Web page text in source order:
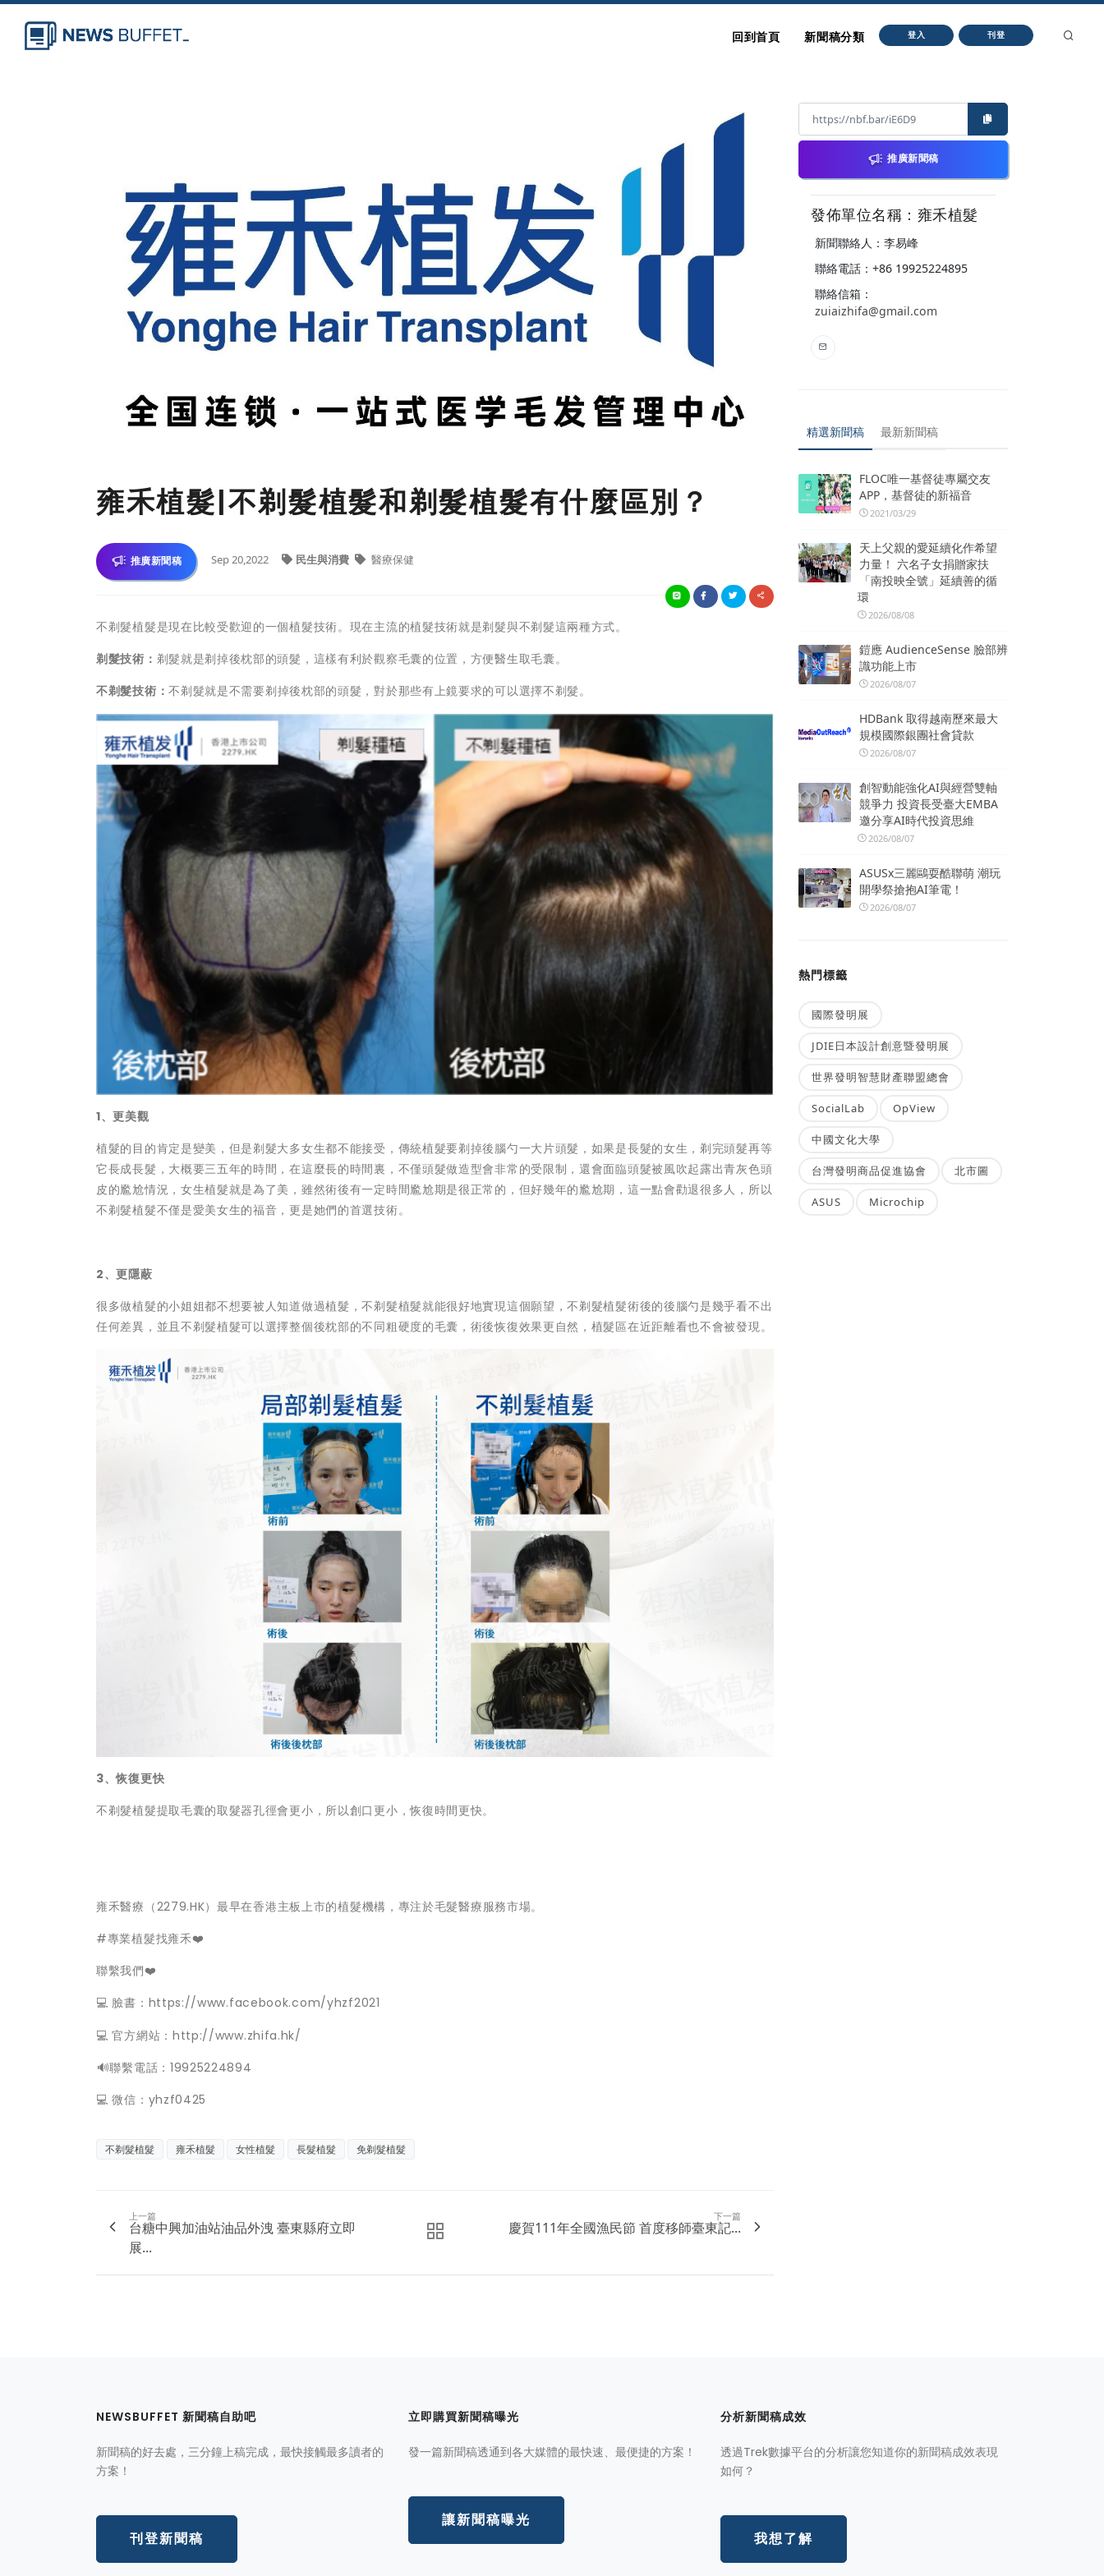
回到首頁 新聞稿分類 登入 刊登
雍禾植髮|不剃髮植髮和剃髮植髮有什麼區別？
推廣新聞稿 Sep 20,2022 民生與消費 醫療保健
不剃髮植髮是現在比較受歡迎的一個植髮技術。現在主流的植髮技術就是剃髮與不剃髮這兩種方式。
剃髮技術： 剃髮就是剃掉後枕部的頭髮，這樣有利於觀察毛囊的位置，方便醫生取毛囊。
不剃髮技術：不剃髮就是不需要剃掉後枕部的頭髮，對於那些有上鏡要求的可以選擇不剃髮。
1、更美觀
植髮的目的肯定是變美，但是剃髮大多女生都不能接受，傳統植髮要剃掉後腦勺一大片頭髮，如果是長髮的女生，剃完頭髮再等
它長成長髮，大概要三五年的時間，在這麼長的時間裏，不僅頭髮做造型會非常的受限制，還會面臨頭髮被風吹起露出青灰色頭
皮的尷尬情況，女生植髮就是為了美，雖然術後有一定時間尷尬期是很正常的，但好幾年的尷尬期，這一點會勸退很多人，所以
不剃髮植髮不僅是愛美女生的福音，更是她們的首選技術。
2、更隱蔽
很多做植髮的小姐姐都不想要被人知道做過植髮，不剃髮植髮就能很好地實現這個願望，不剃髮植髮術後的後腦勺是幾乎看不出
任何差異，並且不剃髮植髮可以選擇整個後枕部的不同粗硬度的毛囊，術後恢復效果更自然，植髮區在近距離看也不會被發現。
3、恢復更快
不剃髮植髮提取毛囊的取髮器孔徑會更小，所以創口更小，恢復時間更快。
雍禾醫療（2279.HK）最早在香港主板上市的植髮機構，專注於毛髮醫療服務市場。
#專業植髮找雍禾❤️
聯繫我們❤️
💻 臉書：https://www.facebook.com/yhzf2021
💻 官方網站：http://www.zhifa.hk/
️🔊聯繫電話：19925224894
💻 微信：yhzf0425
不剃髮植髮 雍禾植髮 女性植髮 長髮植髮 免剃髮植髮
上一篇
台糖中興加油站油品外洩 臺東縣府立即
展...
下一篇
慶賀111年全國漁民節 首度移師臺東記...
推廣新聞稿
發佈單位名稱：雍禾植髮
新聞聯絡人：李易峰
聯絡電話：+86 19925224895
聯絡信箱：
zuiaizhifa@gmail.com
精選新聞稿 最新新聞稿
FLOC唯一基督徒專屬交友
APP，基督徒的新福音
2021/03/29
天上父親的愛延續化作希望
力量！ 六名子女捐贈家扶
「南投映全號」延續善的循
環
2026/08/08
鎧應 AudienceSense 臉部辨
識功能上市
2026/08/07
HDBank 取得越南歷來最大
規模國際銀團社會貸款
2026/08/07
創智動能強化AI與經營雙軸
競爭力 投資長受臺大EMBA
邀分享AI時代投資思維
2026/08/07
ASUSx三麗鷗耍酷聯萌 潮玩
開學祭搶抱AI筆電！
2026/08/07
熱門標籤
國際發明展
JDIE日本設計創意暨發明展
世界發明智慧財產聯盟總會
SocialLab OpView
中國文化大學
台灣發明商品促進協會 北市圖
ASUS Microchip
NEWSBUFFET 新聞稿自助吧
新聞稿的好去處，三分鐘上稿完成，最快接觸最多讀者的
方案！
刊登新聞稿
立即購買新聞稿曝光
發一篇新聞稿透通到各大媒體的最快速、最便捷的方案！
讓新聞稿曝光
分析新聞稿成效
透過Trek數據平台的分析讓您知道你的新聞稿成效表現
如何？
我想了解